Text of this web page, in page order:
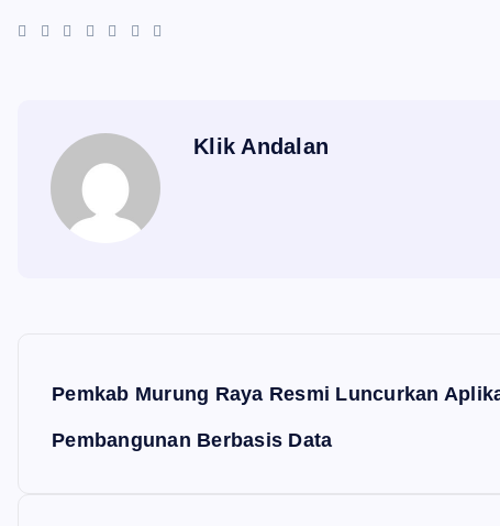
Klik Andalan
Pemkab Murung Raya Resmi Luncurkan
Pembangunan Berbasis Data